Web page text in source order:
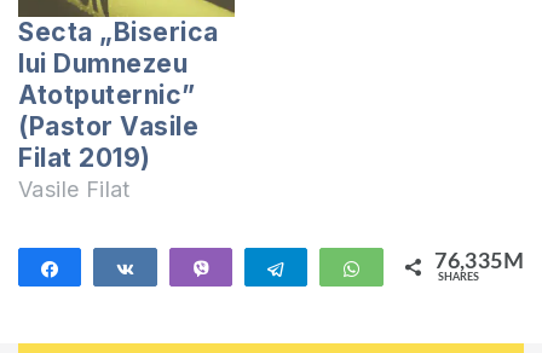
Secta „Biserica
lui Dumnezeu
Atotputernic”
(Pastor Vasile
Filat 2019)
Vasile Filat
Share Share Telegram WhatsApp76,335M
SHARES